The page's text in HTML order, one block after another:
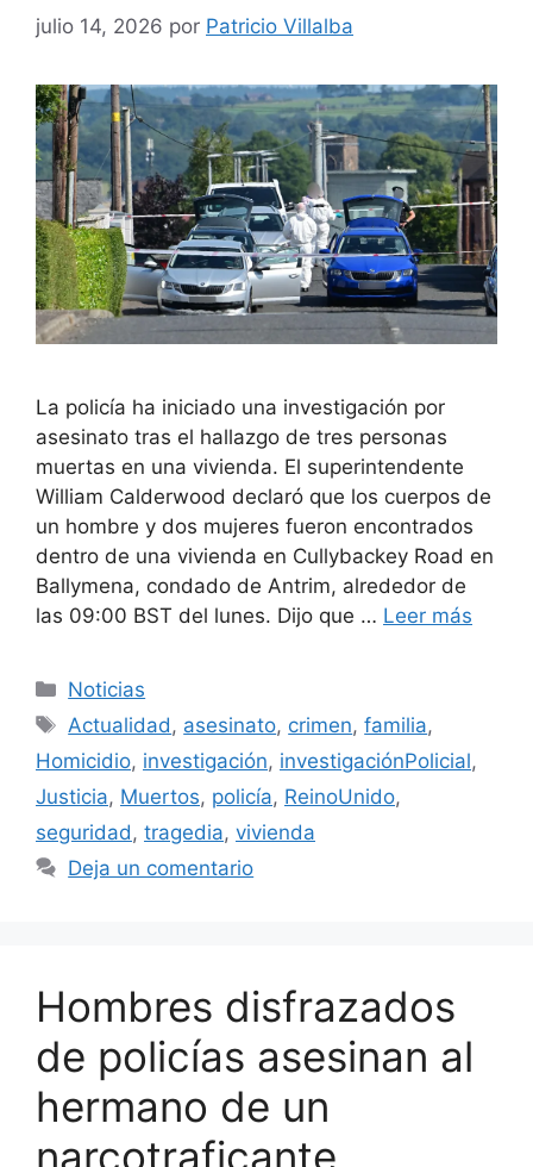
julio 14, 2026 por Patricio Villalba
La policía ha iniciado una investigación por
asesinato tras el hallazgo de tres personas
muertas en una vivienda. El superintendente
William Calderwood declaró que los cuerpos de
un hombre y dos mujeres fueron encontrados
dentro de una vivienda en Cullybackey Road en
Ballymena, condado de Antrim, alrededor de
las 09:00 BST del lunes. Dijo que … Leer más
Categorías
Noticias
Etiquetas
Actualidad , asesinato, crimen,familia,
Homicidio, investigación, investigaciónPolicial,
Justicia, Muertos, policía, ReinoUnido,
seguridad , tragedia, vivienda
Deja un comentario
Hombres disfrazados
de policías asesinan al
hermano de un
narcotraficante